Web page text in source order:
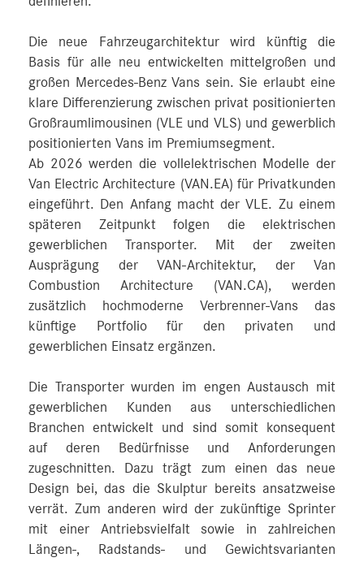
Die neue Fahrzeugarchitektur wird künftig die
Basis für alle neu entwickelten mittelgroßen und
großen Mercedes‑Benz Vans sein. Sie erlaubt eine
klare Differenzierung zwischen privat positionierten
Großraumlimousinen (VLE und VLS) und gewerblich
positionierten Vans im Premiumsegment.
Ab 2026 werden die vollelektrischen Modelle der
Van Electric Architecture (VAN.EA) für Privatkunden
eingeführt. Den Anfang macht der VLE. Zu einem
späteren Zeitpunkt folgen die elektrischen
gewerblichen Transporter. Mit der zweiten
Ausprägung der VAN-Architektur, der Van
Combustion Architecture (VAN.CA), werden
zusätzlich hochmoderne Verbrenner-Vans das
künftige Portfolio für den privaten und
gewerblichen Einsatz ergänzen.
Die Transporter wurden im engen Austausch mit
gewerblichen Kunden aus unterschiedlichen
Branchen entwickelt und sind somit konsequent
auf deren Bedürfnisse und Anforderungen
zugeschnitten. Dazu trägt zum einen das neue
Design bei, das die Skulptur bereits ansatzweise
verrät. Zum anderen wird der zukünftige Sprinter
mit einer Antriebsvielfalt sowie in zahlreichen
Längen-, Radstands- und Gewichtsvarianten